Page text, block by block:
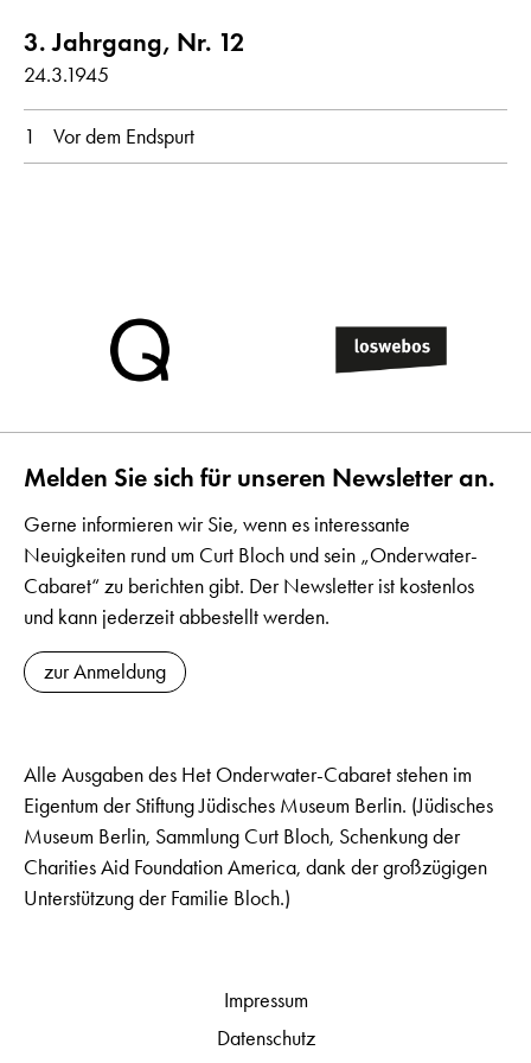
3. Jahrgang, Nr. 12
24.3.1945
1 Vor dem Endspurt
Melden Sie sich für unseren Newsletter an.
Gerne informieren wir Sie, wenn es interessante
Neuigkeiten rund um Curt Bloch und sein „Onderwater-
Cabaret“ zu berichten gibt. Der Newsletter ist kostenlos
und kann jederzeit abbestellt werden.
zur Anmeldung
Alle Ausgaben des Het Onderwater-Cabaret stehen im
Eigentum der Stiftung Jüdisches Museum Berlin. (Jüdisches
Museum Berlin, Sammlung Curt Bloch, Schenkung der
Charities Aid Foundation America, dank der großzügigen
Unterstützung der Familie Bloch.)
Impressum
Datenschutz